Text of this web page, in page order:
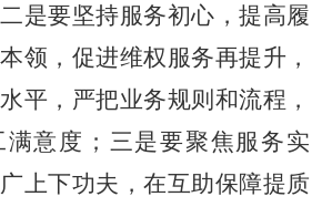
是要坚持服务初心，提高履
领，促进维权服务再提升，
平，严把业务规则和流程，
意度；三是要聚焦服务实
上下功夫，在互助保障提质